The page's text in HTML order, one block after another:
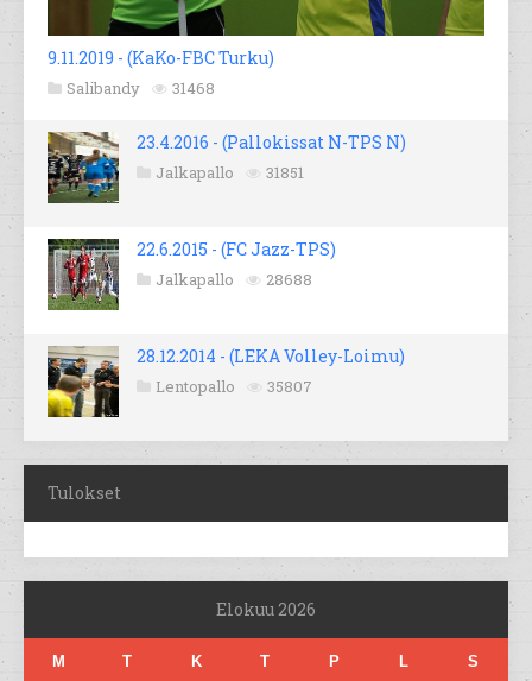
9.11.2019 - (KaKo-FBC Turku)
Salibandy 31468
23.4.2016 - (Pallokissat N-TPS N)
Jalkapallo 31851
22.6.2015 - (FC Jazz-TPS)
Jalkapallo 28688
28.12.2014 - (LEKA Volley-Loimu)
Lentopallo 35807
Tulokset
Elokuu 2026
M T K T P L S